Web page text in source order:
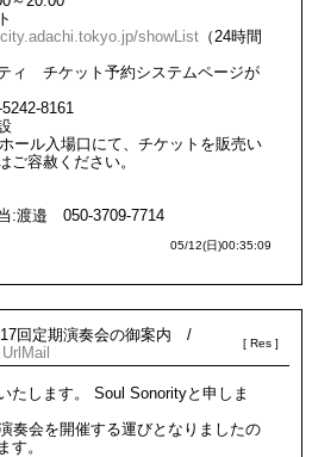
showList （24時間
チケット予約システムページが
8161
ール入場口にて、チケットを販売い
ご容赦ください。
:渡邉 050-3709-7714
05/12(日)00:35:09
回定期演奏会の御案内 /
Url Mail
たします。 Soul Sonorityと申しま
奏会を開催する運びとなりましたの
す。